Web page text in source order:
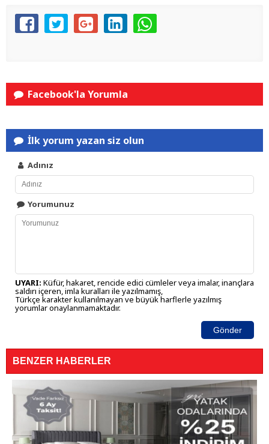
Facebook'la Yorumla
İlk yorum yazan siz olun
Adınız
Yorumunuz
UYARI: Küfür, hakaret, rencide edici cümleler veya imalar, inançlara
saldırı içeren, imla kuralları ile yazılmamış,
Türkçe karakter kullanılmayan ve büyük harflerle yazılmış
yorumlar onaylanmamaktadır.
Gönder
BENZER HABERLER